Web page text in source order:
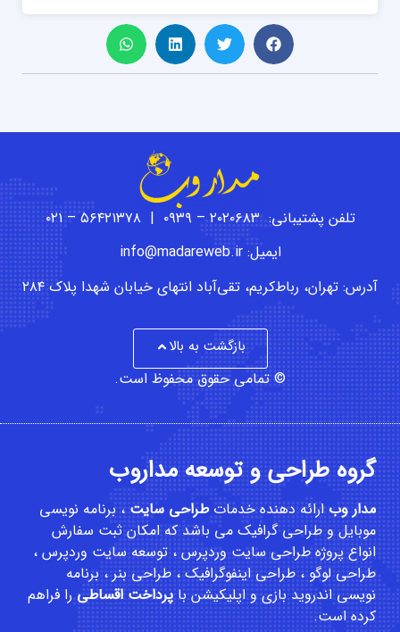
تلفن پشتیبانی: ۲۰۲۰۶۸۳ – ۰۹۳۹ | ۵۶۴۲۱۳۷۸ – ۰۲۱
ایمیل: info@madareweb.ir
آدرس: تهران، رباط‌کریم، تقی‌آباد انتهای خیابان شهدا پلاک ۲۸۴
بازگشت به بالا
© تمامی حقوق محفوظ است.
گروه طراحی و توسعه مداروب
مدار وبارائه دهنده خدماتطراحی سایت ،برنامه نویسی
موبایلوطراحی گرافیک می باشد که امکانثبت سفارش
انواع پروژه طراحی سایت وردپرس ، توسعه سایت وردپرس ،
طراحی لوگو ، طراحی اینفوگرافیک ، طراحی بنر ، برنامه
نویسی اندروید بازی و اپلیکیشن باپرداخت اقساطیرا فراهم
کرده است.